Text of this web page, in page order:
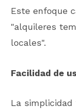
Este enfoque
"alquileres
locales".
Facilidad de
La